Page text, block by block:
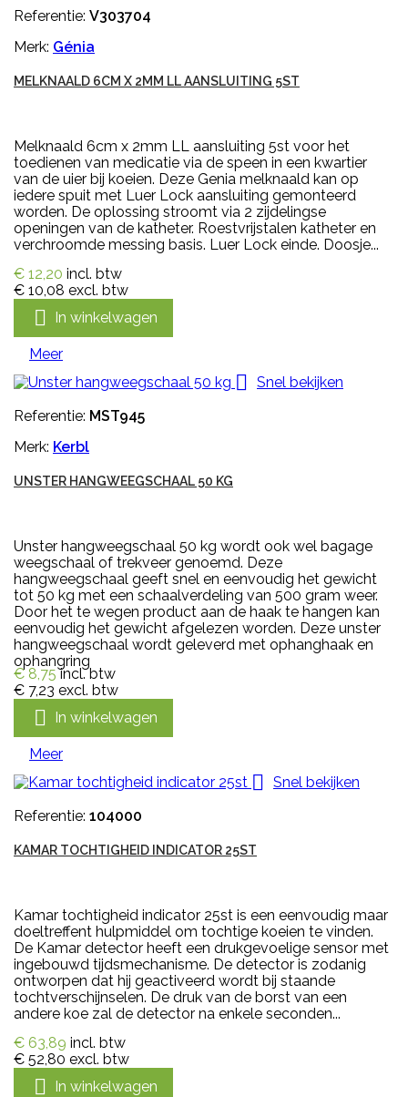
Referentie: V303704
Merk: Génia
MELKNAALD 6CM X 2MM LL AANSLUITING 5ST
Melknaald 6cm x 2mm LL aansluiting 5st voor het
toedienen van medicatie via de speen in een kwartier
van de uier bij koeien. Deze Genia melknaald kan op
iedere spuit met Luer Lock aansluiting gemonteerd
worden. De oplossing stroomt via 2 zijdelingse
openingen van de katheter. Roestvrijstalen katheter en
verchroomde messing basis. Luer Lock einde. Doosje...
€ 12,20 incl. btw
€ 10,08 excl. btw
 In winkelwagen
Meer

Snel bekijken
Referentie: MST945
Merk: Kerbl
UNSTER HANGWEEGSCHAAL 50 KG
Unster hangweegschaal 50 kg wordt ook wel bagage
weegschaal of trekveer genoemd. Deze
hangweegschaal geeft snel en eenvoudig het gewicht
tot 50 kg met een schaalverdeling van 500 gram weer.
Door het te wegen product aan de haak te hangen kan
eenvoudig het gewicht afgelezen worden. Deze unster
hangweegschaal wordt geleverd met ophanghaak en
ophangring
€ 8,75 incl. btw
€ 7,23 excl. btw
 In winkelwagen
Meer

Snel bekijken
Referentie: 104000
KAMAR TOCHTIGHEID INDICATOR 25ST
Kamar tochtigheid indicator 25st is een eenvoudig maar
doeltreffent hulpmiddel om tochtige koeien te vinden.
De Kamar detector heeft een drukgevoelige sensor met
ingebouwd tijdsmechanisme. De detector is zodanig
ontworpen dat hij geactiveerd wordt bij staande
tochtverschijnselen. De druk van de borst van een
andere koe zal de detector na enkele seconden...
€ 63,89 incl. btw
€ 52,80 excl. btw
 In winkelwagen